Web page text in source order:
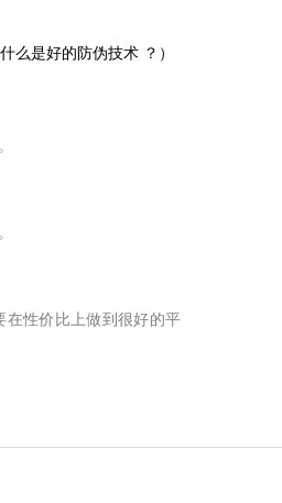
什么是好的防伪技术 ？）
在性价比上做到很好的平